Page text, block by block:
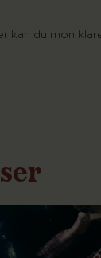
kan du mon